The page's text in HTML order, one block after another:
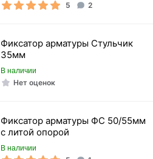
5 2
Фиксатор арматуры Стульчик
35мм
В наличии
Нет оценок
Фиксатор арматуры ФС 50/55мм
с литой опорой
В наличии